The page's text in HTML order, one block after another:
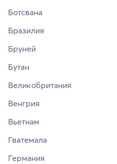
Ботсвана
Бразилия
Бруней
Бутан
Великобритания
Венгрия
Вьетнам
Гватемала
Германия